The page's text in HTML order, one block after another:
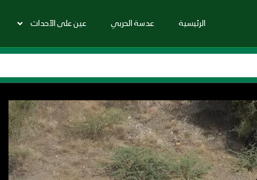
الرئيسية عدسة الحربي عين على الأحداث